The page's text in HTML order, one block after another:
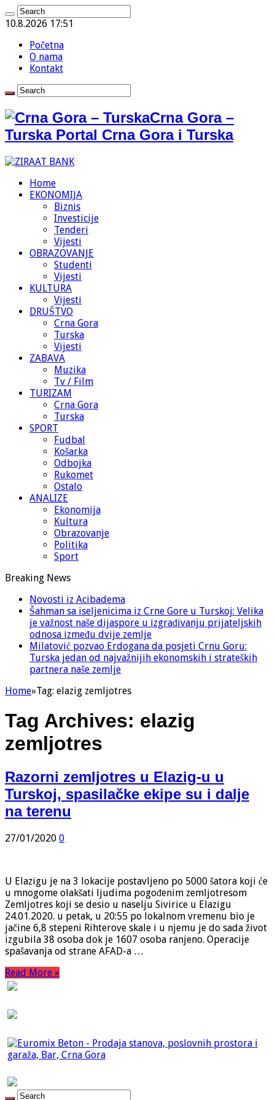
10.8.2026 17:51
Početna
O nama
Kontakt
Crna Gora –
Turska Portal Crna Gora i Turska
Home
EKONOMIJA
Biznis
Investicije
Tenderi
Vijesti
OBRAZOVANJE
Studenti
Vijesti
KULTURA
Vijesti
DRUŠTVO
Crna Gora
Turska
Vijesti
ZABAVA
Muzika
Tv / Film
TURIZAM
Crna Gora
Turska
SPORT
Fudbal
Košarka
Odbojka
Rukomet
Ostalo
ANALIZE
Ekonomija
Kultura
Obrazovanje
Politika
Sport
Breaking News
Novosti iz Acibadema
Šahman sa iseljenicima iz Crne Gore u Turskoj: Velika
je važnost naše dijaspore u izgrađivanju prijateljskih
odnosa između dvije zemlje
Milatović pozvao Erdogana da posjeti Crnu Goru:
Turska jedan od najvažnijih ekonomskih i strateških
partnera naše zemlje
Home»Tag: elazig zemljotres
Tag Archives: elazig
zemljotres
Razorni zemljotres u Elazig-u u
Turskoj, spasilačke ekipe su i dalje
na terenu
27/01/2020 0
U Elazigu je na 3 lokacije postavljeno po 5000 šatora koji će
u mnogome olakšati ljudima pogođenim zemljotresom
Zemljotres koji se desio u naselju Sivirice u Elazigu
24.01.2020. u petak, u 20:55 po lokalnom vremenu bio je
jačine 6,8 stepeni Rihterove skale i u njemu je do sada život
izgubila 38 osoba dok je 1607 osoba ranjeno. Operacije
spašavanja od strane AFAD-a …
Read More »